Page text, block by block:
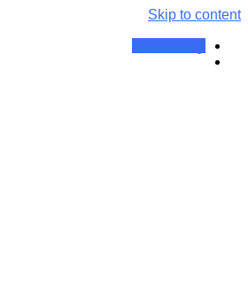
Skip to content